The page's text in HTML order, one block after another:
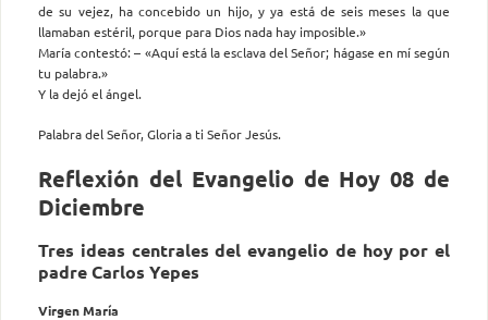
de su vejez, ha concebido un hijo, y ya está de seis meses la que
llamaban estéril, porque para Dios nada hay imposible.»
María contestó: – «Aquí está la esclava del Señor; hágase en mí según
tu palabra.»
Y la dejó el ángel.
Palabra del Señor, Gloria a ti Señor Jesús.
Reflexión del Evangelio de Hoy 08 de
Diciembre
Tres ideas centrales del evangelio de hoy por el
padre Carlos Yepes
Virgen María